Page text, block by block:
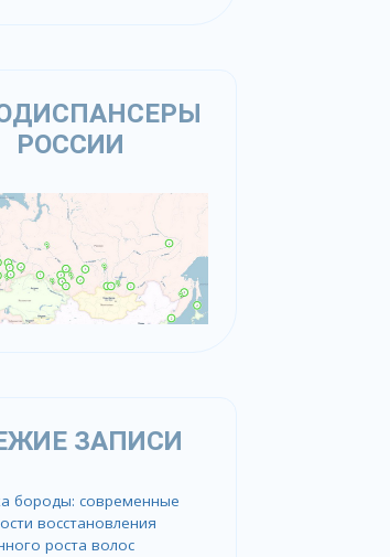
РОССИИ
ЗАПИСИ
бороды: современные
восстановления
роста волос